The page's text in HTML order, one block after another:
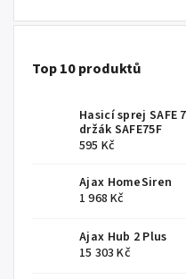
Top 10 produktů
Hasicí sprej SAFE
držák SAFE75F
595 Kč
Ajax HomeSiren
1 968 Kč
Ajax Hub 2 Plus
15 303 Kč